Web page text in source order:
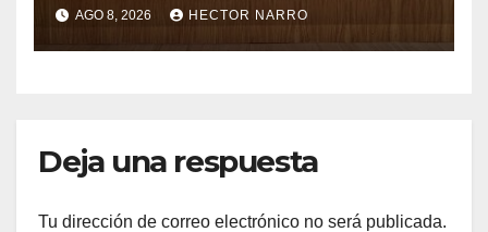
AGO 8, 2026 HECTOR NARRO
Deja una respuesta
Tu dirección de correo electrónico no será publicada.